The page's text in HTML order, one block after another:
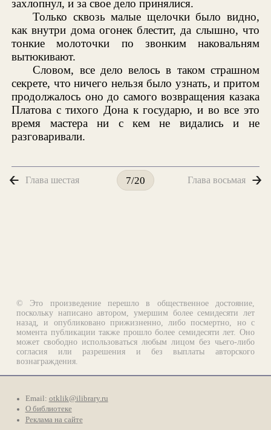
захлопнул, и за свое дело принялися.
Только сквозь малые щелочки было видно,
как внутри дома огонек блестит, да слышно, что
тонкие молоточки по звонким наковальням
вытюкивают.
Словом, все дело велось в таком страшном
секрете, что ничего нельзя было узнать, и притом
продолжалось оно до самого возвращения казака
Платова с тихого Дона к государю, и во все это
время мастера ни с кем не видались и не
разговаривали.
Глава шестая 7/20 Глава восьмая
© Это произведение перешло в общественное достояние,
поскольку написано автором, умершим более семидесяти лет
назад, и опубликовано прижизненно, либо посмертно, но с
момента публикации также прошло более семидесяти лет. Оно
может свободно использоваться любым лицом без чьего-либо
согласия или разрешения и без выплаты авторского
вознаграждения.
Email: otklik@ilibrary.ru
О библиотеке
Реклама на сайте